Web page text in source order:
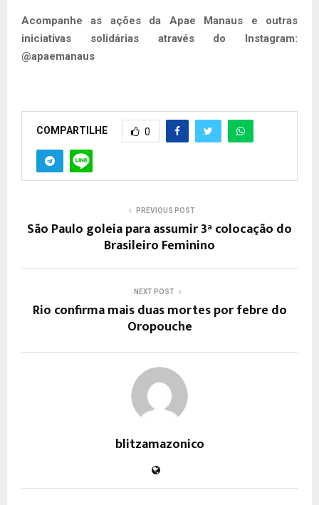
Acompanhe as ações da Apae Manaus e outras
iniciativas solidárias através do Instagram:
@apaemanaus
COMPARTILHE 0
PREVIOUS POST
São Paulo goleia para assumir 3ª colocação do
Brasileiro Feminino
NEXT POST
Rio confirma mais duas mortes por febre do
Oropouche
blitzamazonico